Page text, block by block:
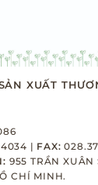
XUẤT
| FAX:
955 TRẦN XUÂN
CHÍ MINH.